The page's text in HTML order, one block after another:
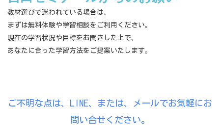
教材選びで迷われている場合は、
まずは無料体験や学習相談をご利用ください。
現在の学習状況や目標をお聞きした上で、
あなたに合った学習方法をご提案いたします。
ご不明な点は、LINE、または、メールでお気軽にお
問い合せください。